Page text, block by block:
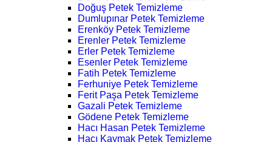
Doğuş Petek Temizleme
Dumlupınar Petek Temizleme
Erenköy Petek Temizleme
Erenler Petek Temizleme
Erler Petek Temizleme
Esenler Petek Temizleme
Fatih Petek Temizleme
Ferhuniye Petek Temizleme
Ferit Paşa Petek Temizleme
Gazali Petek Temizleme
Gödene Petek Temizleme
Hacı Hasan Petek Temizleme
Hacı Kaymak Petek Temizleme